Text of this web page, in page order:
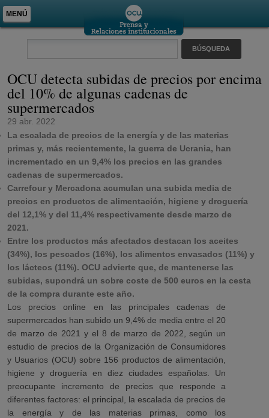
MENÚ
OCU detecta subidas de precios por encima
del 10% de algunas cadenas de
supermercados
29 abr. 2022
La escalada de precios de la energía y de las materias
primas y, más recientemente, la guerra de Ucrania, han
incrementado en un 9,4% los precios en las grandes
cadenas de supermercados.
Carrefour y Mercadona acumulan una subida media de
precios en productos de alimentación, higiene y droguería
del 12,1% y del 11,4% respectivamente desde marzo de
2021.
Entre los productos más afectados destacan los aceites
(34%), los pescados (16%), los alimentos envasados (11%) y
los lácteos (11%). OCU advierte que, de mantenerse las
subidas, supondrá un sobre coste de 500 euros en la cesta
de la compra durante este año.
Los precios online en las principales cadenas de
supermercados han subido un 9,4% de media entre el 20
de marzo de 2021 y el 8 de marzo de 2022, según un
estudio de precios de la Organización de Consumidores
y Usuarios (OCU) sobre 156 productos de alimentación,
higiene y droguería en diez ciudades españolas. Un
preocupante incremento de precios que responde a
diferentes factores: el principal, la escalada de precios de
la energía y de las materias primas, como los